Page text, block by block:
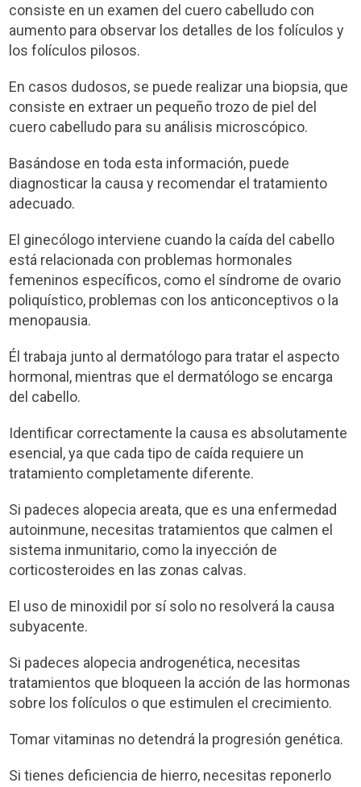
consiste en un examen del cuero cabelludo con
aumento para observar los detalles de los folículos y
los folículos pilosos.
En casos dudosos, se puede realizar una biopsia, que
consiste en extraer un pequeño trozo de piel del
cuero cabelludo para su análisis microscópico.
Basándose en toda esta información, puede
diagnosticar la causa y recomendar el tratamiento
adecuado.
El ginecólogo interviene cuando la caída del cabello
está relacionada con problemas hormonales
femeninos específicos, como el síndrome de ovario
poliquístico, problemas con los anticonceptivos o la
menopausia.
Él trabaja junto al dermatólogo para tratar el aspecto
hormonal, mientras que el dermatólogo se encarga
del cabello.
Identificar correctamente la causa es absolutamente
esencial, ya que cada tipo de caída requiere un
tratamiento completamente diferente.
Si padeces alopecia areata, que es una enfermedad
autoinmune, necesitas tratamientos que calmen el
sistema inmunitario, como la inyección de
corticosteroides en las zonas calvas.
El uso de minoxidil por sí solo no resolverá la causa
subyacente.
Si padeces alopecia androgenética, necesitas
tratamientos que bloqueen la acción de las hormonas
sobre los folículos o que estimulen el crecimiento.
Tomar vitaminas no detendrá la progresión genética.
Si tienes deficiencia de hierro, necesitas reponerlo